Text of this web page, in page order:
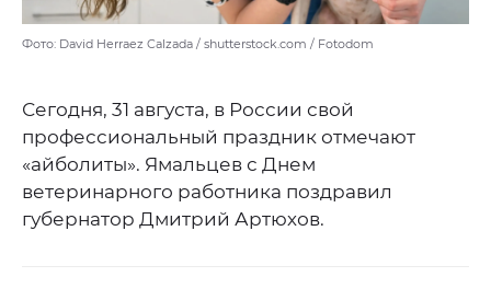
Фото: David Herraez Calzada / shutterstock.com / Fotodom
Сегодня, 31 августа, в России свой
профессиональный праздник отмечают
«айболиты». Ямальцев с Днем
ветеринарного работника поздравил
губернатор Дмитрий Артюхов.